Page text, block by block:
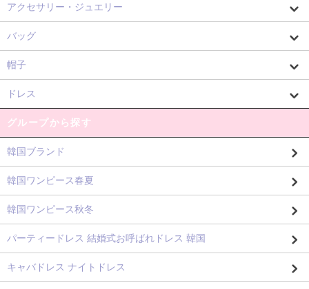
アクセサリー・ジュエリー
バッグ
帽子
ドレス
グループから探す
韓国ブランド
韓国ワンピース春夏
韓国ワンピース秋冬
パーティードレス 結婚式お呼ばれドレス 韓国
キャバドレス ナイトドレス